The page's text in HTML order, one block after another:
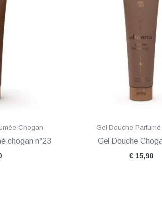
Chogan
chogan n°23
Gel Douche
Gel Douche
€15,90